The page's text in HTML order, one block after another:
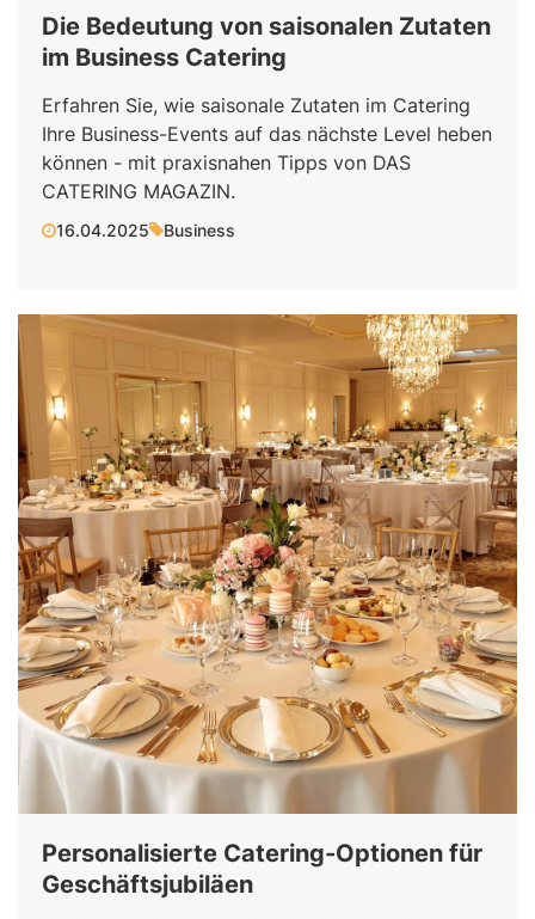
Die Bedeutung von saisonalen Zutaten
im Business Catering
Erfahren Sie, wie saisonale Zutaten im Catering
Ihre Business-Events auf das nächste Level heben
können - mit praxisnahen Tipps von DAS
CATERING MAGAZIN.
16.04.2025 Business
Personalisierte Catering-Optionen für
Geschäftsjubiläen